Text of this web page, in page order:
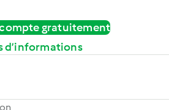
gratuitement
d’informations